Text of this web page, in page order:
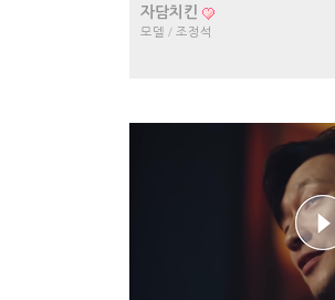
자담치킨
모델 / 조정석